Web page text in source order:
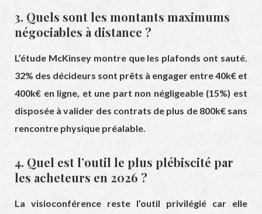
3. Quels sont les montants maximums
négociables à distance ?
L’étude McKinsey montre que les plafonds ont sauté.
32% des décideurs sont prêts à engager entre 40k€ et
400k€ en ligne, et une part non négligeable (15%) est
disposée à valider des contrats de plus de 800k€ sans
rencontre physique préalable.
4. Quel est l’outil le plus plébiscité par
les acheteurs en 2026 ?
La visioconférence reste l’outil privilégié car elle